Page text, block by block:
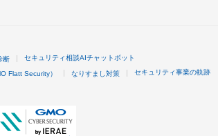
断 セキュリティ相談AIチャットボット
Flatt Security） なりすまし対策 セキュリティ事業の軌跡